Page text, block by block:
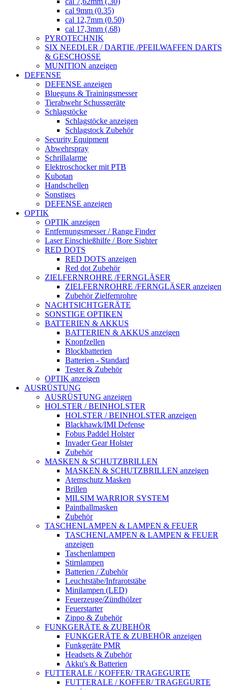
cal 9mm (0.35)
cal 12,7mm (0.50)
cal 17,3mm (.68)
PYROTECHNIK
SIX NEEDLER / DARTIE /PFEILWAFFEN DARTS
& GESCHOSSE
MUNITION anzeigen
DEFENSE
DEFENSE anzeigen
Blueguns & Trainingsmesser
Tierabwehr Schussgeräte
Schlagstöcke
Schlagstöcke anzeigen
Schlagstock Zubehör
Security Equipment
Abwehrspray
Schrillalarme
Elektroschocker mit PTB
Kubotan
Handschellen
Sonstiges
DEFENSE anzeigen
OPTIK
OPTIK anzeigen
Entfernungsmesser / Range Finder
Laser Einschießhilfe / Bore Sighter
RED DOTS
RED DOTS anzeigen
Red dot Zubehör
ZIELFERNROHRE /FERNGLÄSER
ZIELFERNROHRE /FERNGLÄSER anzeigen
Zubehör Zielfernrohre
NACHTSICHTGERÄTE
SONSTIGE OPTIKEN
BATTERIEN & AKKUS
BATTERIEN & AKKUS anzeigen
Knopfzellen
Blockbatterien
Batterien - Standard
Tester & Zubehör
OPTIK anzeigen
AUSRÜSTUNG
AUSRÜSTUNG anzeigen
HOLSTER / BEINHOLSTER
HOLSTER / BEINHOLSTER anzeigen
Blackhawk/IMI Defense
Fobus Paddel Holster
Invader Gear Holster
Zubehör
MASKEN & SCHUTZBRILLEN
MASKEN & SCHUTZBRILLEN anzeigen
Atemschutz Masken
Brillen
MILSIM WARRIOR SYSTEM
Paintballmasken
Zubehör
TASCHENLAMPEN & LAMPEN & FEUER
TASCHENLAMPEN & LAMPEN & FEUER
anzeigen
Taschenlampen
Stirnlampen
Batterien / Zubehör
Leuchtstäbe/Infrarotstäbe
Minilampen (LED)
Feuerzeuge/Zündhölzer
Feuerstarter
Zippo & Zubehör
FUNKGERÄTE & ZUBEHÖR
FUNKGERÄTE & ZUBEHÖR anzeigen
Funkgeräte PMR
Headsets & Zubehör
Akku's & Batterien
FUTTERALE / KOFFER/ TRAGEGURTE
FUTTERALE / KOFFER/ TRAGEGURTE